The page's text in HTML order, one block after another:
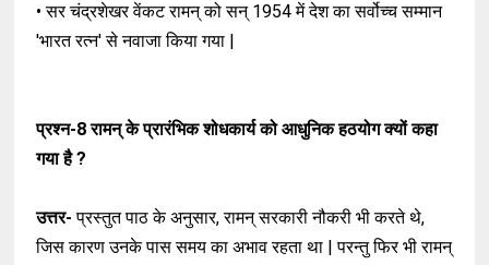
• सर चंद्रशेखर वेंकट रामन् को सन् 1954 में देश का सर्वोच्च सम्मान
'भारत रत्न' से नवाजा किया गया |
प्रश्न-8रामन् के प्रारंभिक शोधकार्य को आधुनिक हठयोग क्यों कहा
गया है ?
उत्तर-प्रस्तुत पाठ के अनुसार, रामन् सरकारी नौकरी भी करते थे,
जिस कारण उनके पास समय का अभाव रहता था | परन्तु फिर भी रामन्